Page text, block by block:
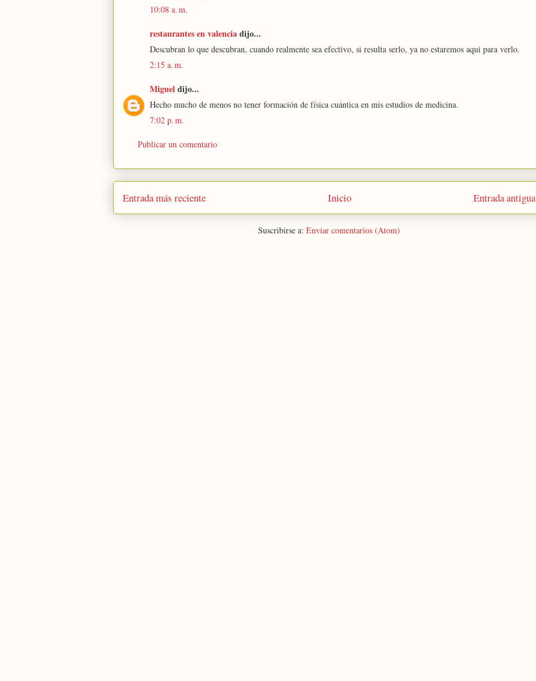
10:08 a. m.
restaurantes en valenciadijo...
Descubran lo que descubran, cuando realmente sea efectivo, si resulta serlo, ya no estaremos aqui para verlo.
2:15 a. m.
Migueldijo...
Hecho mucho de menos no tener formación de física cuántica en mis estudios de medicina.
7:02 p. m.
Publicar un comentario
Entrada más reciente Entrada antigua
Inicio
Suscribirse a: Enviar comentarios (Atom)